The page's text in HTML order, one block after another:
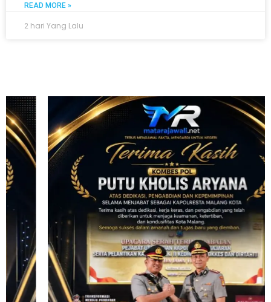
READ MORE »
2 hari Yang Lalu